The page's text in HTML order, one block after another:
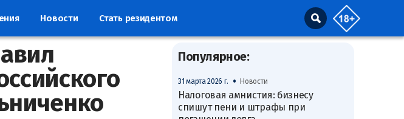
Новости Стать резидентом
Популярное:
31 марта 2026 г. • Новости
Налоговая амнистия: бизнесу
спишут пени и штрафы при